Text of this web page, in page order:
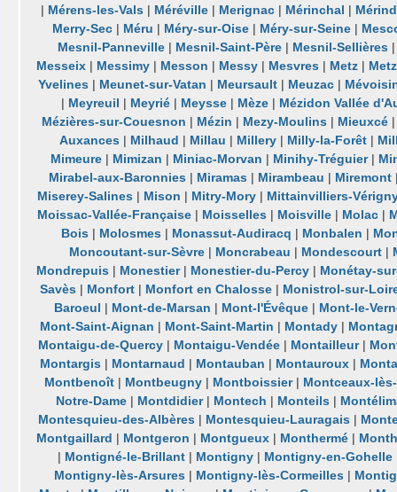
| Mérens-les-Vals | Méréville | Merignac | Mérinchal |
Merry-Sec | Méru | Méry-sur-Oise | Méry-sur-Seine |
Mesnil-Panneville| Mesnil-Saint-Père| Mesnil-Sellières
Messeix| Messimy| Messon | Messy| Mesvres| Metz|
Yvelines| Meunet-sur-Vatan | Meursault| Meuzac|
| Meyreuil | Meyrié | Meysse | Mèze | Mézidon Vallée
Mézières-sur-Couesnon | Mézin | Mezy-Moulins | Mieuxcé
Auxances| Milhaud | Millau | Millery| Milly-la-Forêt|
Mimeure| Mimizan | Miniac-Morvan | Minihy-Tréguier|
Mirabel-aux-Baronnies | Miramas| Mirambeau | Miremont
Miserey-Salines | Mison | Mitry-Mory | Mittainvilliers-
Moissac-Vallée-Française| Moisselles| Moisville| Molac|
Bois | Molosmes | Monassut-Audiracq | Monbalen |
Moncoutant-sur-Sèvre| Moncrabeau | Mondescourt|
Mondrepuis| Monestier| Monestier-du-Percy| Monétay-
Savès | Monfort | Monfort en Chalosse | Monistrol-sur-
Baroeul | Mont-de-Marsan | Mont-l'Évêque| Mont-le-
Mont-Saint-Aignan | Mont-Saint-Martin | Montady|
Montaigu-de-Quercy | Montaigu-Vendée | Montailleur|
Montargis| Montarnaud | Montauban | Montauroux|
Montbenoît | Montbeugny | Montboissier| Montceaux-
Notre-Dame| Montdidier| Montech | Monteils|
Montesquieu-des-Albères| Montesquieu-Lauragais|
Montgaillard | Montgeron | Montgueux | Monthermé |
| Montigné-le-Brillant| Montigny| Montigny-en-Gohelle
Montigny-lès-Arsures| Montigny-lès-Cormeilles|